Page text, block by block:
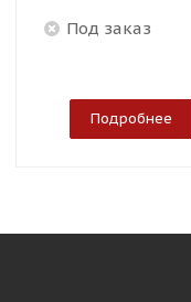
Под заказ
Подробнее